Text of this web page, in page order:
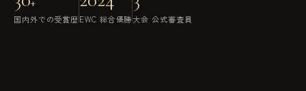
国内外での受賞歴EWC 総合優勝大会 公式審査員